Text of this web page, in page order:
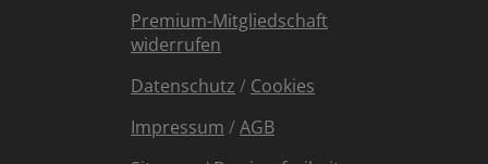
Premium-Mitgliedschaft
widerrufen
Datenschutz / Cookies
Impressum /AGB